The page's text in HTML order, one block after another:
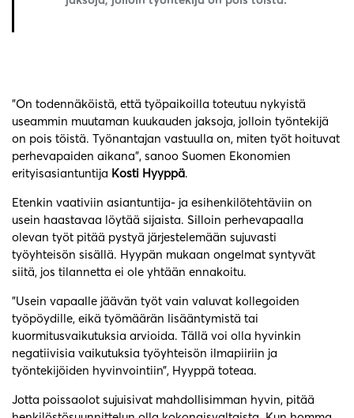
”On todennäköistä, että työpaikoilla toteutuu nykyistä
useammin muutaman kuukauden jaksoja, jolloin työntekijä
on pois töistä. Työnantajan vastuulla on, miten työt hoituvat
perhevapaiden aikana”, sanoo Suomen Ekonomien
erityisasiantuntija Kosti Hyyppä.
Etenkin vaativiin asiantuntija- ja esihenkilötehtäviin on
usein haastavaa löytää sijaista. Silloin perhevapaalla
olevan työt pitää pystyä järjestelemään sujuvasti
työyhteisön sisällä. Hyypän mukaan ongelmat syntyvät
siitä, jos tilannetta ei ole yhtään ennakoitu.
”Usein vapaalle jäävän työt vain valuvat kollegoiden
työpöydille, eikä työmäärän lisääntymistä tai
kuormitusvaikutuksia arvioida. Tällä voi olla hyvinkin
negatiivisia vaikutuksia työyhteisön ilmapiiriin ja
työntekijöiden hyvinvointiin”, Hyyppä toteaa.
Jotta poissaolot sujuisivat mahdollisimman hyvin, pitää